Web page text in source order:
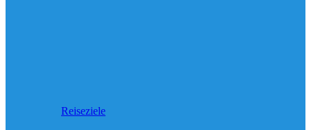
Reiseziele